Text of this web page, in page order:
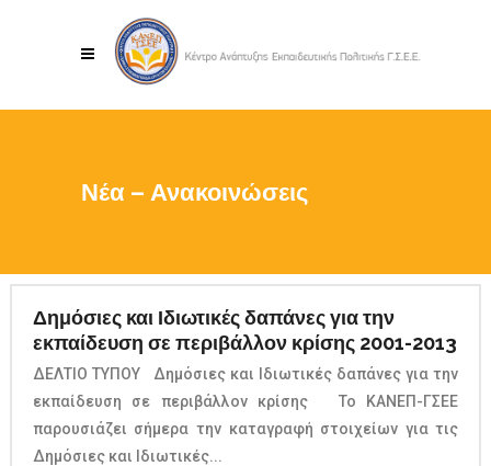
Νέα – Ανακοινώσεις
Δημόσιες και Ιδιωτικές δαπάνες για την
εκπαίδευση σε περιβάλλον κρίσης 2001-2013
ΔΕΛΤΙΟ ΤΥΠΟΥ Δημόσιες και Ιδιωτικές δαπάνες για την
εκπαίδευση σε περιβάλλον κρίσης To KANEΠ-ΓΣΕΕ
παρουσιάζει σήμερα την καταγραφή στοιχείων για τις
Δημόσιες και Ιδιωτικές...